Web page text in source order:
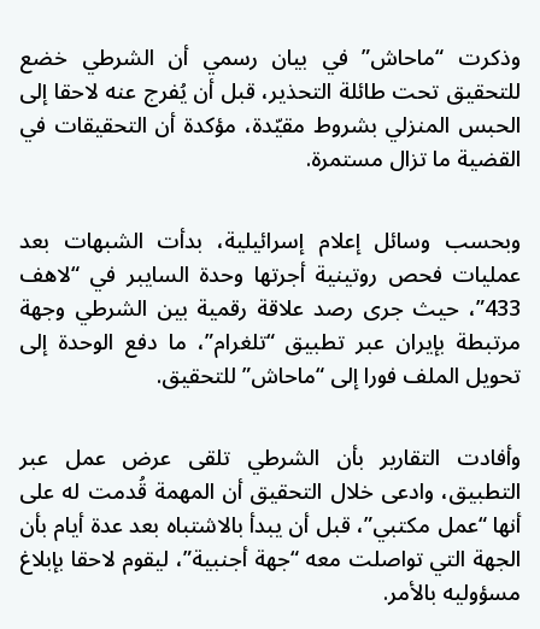
وذكرت “ماحاش” في بيان رسمي أن الشرطي خضع
للتحقيق تحت طائلة التحذير، قبل أن يُفرج عنه لاحقا إلى
الحبس المنزلي بشروط مقيّدة، مؤكدة أن التحقيقات في
القضية ما تزال مستمرة.
وبحسب وسائل إعلام إسرائيلية، بدأت الشبهات بعد
عمليات فحص روتينية أجرتها وحدة السايبر في “لاهف
433”، حيث جرى رصد علاقة رقمية بين الشرطي وجهة
مرتبطة بإيران عبر تطبيق “تلغرام”، ما دفع الوحدة إلى
تحويل الملف فورا إلى “ماحاش” للتحقيق.
وأفادت التقارير بأن الشرطي تلقى عرض عمل عبر
التطبيق، وادعى خلال التحقيق أن المهمة قُدمت له على
أنها “عمل مكتبي”، قبل أن يبدأ بالاشتباه بعد عدة أيام بأن
الجهة التي تواصلت معه “جهة أجنبية”، ليقوم لاحقا بإبلاغ
مسؤوليه بالأمر.